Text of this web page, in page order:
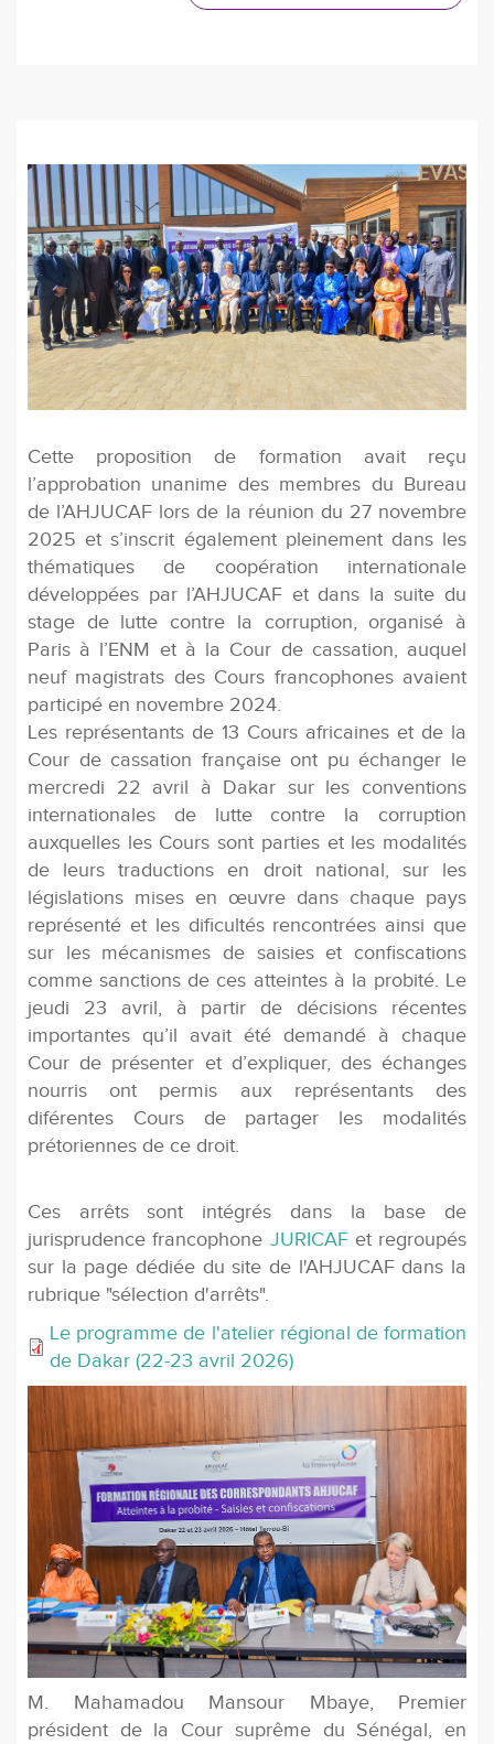
Cette proposition de formation avait reçu
l’approbation unanime des membres du Bureau
de l’AHJUCAF lors de la réunion du 27 novembre
2025 et s’inscrit également pleinement dans les
thématiques de coopération internationale
développées par l’AHJUCAF et dans la suite du
stage de lutte contre la corruption, organisé à
Paris à l’ENM et à la Cour de cassation, auquel
neuf magistrats des Cours francophones avaient
participé en novembre 2024.
Les représentants de 13 Cours africaines et de la
Cour de cassation française ont pu échanger le
mercredi 22 avril à Dakar sur les conventions
internationales de lutte contre la corruption
auxquelles les Cours sont parties et les modalités
de leurs traductions en droit national, sur les
législations mises en œuvre dans chaque pays
représenté et les dificultés rencontrées ainsi que
sur les mécanismes de saisies et conﬁscations
comme sanctions de ces atteintes à la probité. Le
jeudi 23 avril, à partir de décisions récentes
importantes qu’il avait été demandé à chaque
Cour de présenter et d’expliquer, des échanges
nourris ont permis aux représentants des
diférentes Cours de partager les modalités
prétoriennes de ce droit.
Ces arrêts sont intégrés dans la base de
jurisprudence francophone JURICAFet regroupés
sur la page dédiée du site de l'AHJUCAF dans la
rubrique "sélection d'arrêts".
Le programme de l'atelier régional de formation
de Dakar (22-23 avril 2026)
M. Mahamadou Mansour Mbaye, Premier
président de la Cour suprême du Sénégal, en